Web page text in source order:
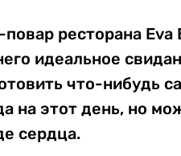
ресторана Eva
идеальное
что-нибудь
на этот день, но
сердца.